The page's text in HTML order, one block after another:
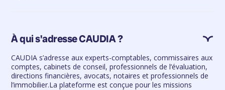
À qui s'adresse CAUDIA ?
CAUDIA s’adresse aux experts-comptables, commissaires aux
comptes, cabinets de conseil, professionnels de l’évaluation,
directions financières, avocats, notaires et professionnels de
l’immobilier.La plateforme est conçue pour les missions